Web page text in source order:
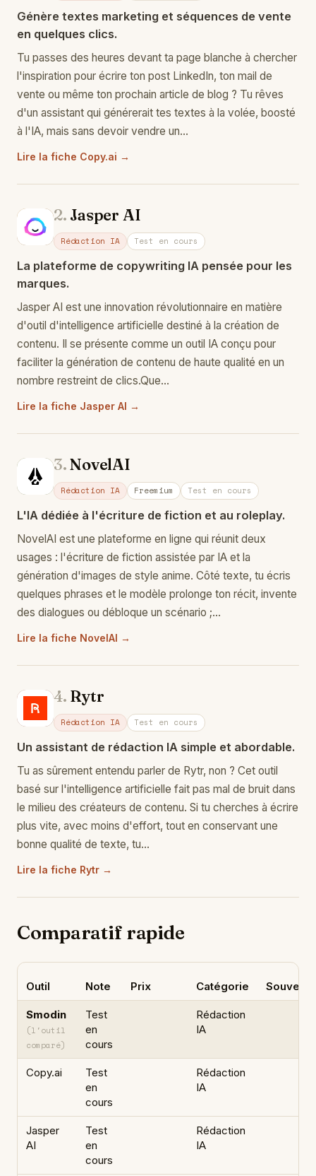
Génère textes marketing et séquences de vente
en quelques clics.
Tu passes des heures devant ta page blanche à chercher
l'inspiration pour écrire ton post LinkedIn, ton mail de
vente ou même ton prochain article de blog ? Tu rêves
d'un assistant qui générerait tes textes à la volée, boosté
à l'IA, mais sans devoir vendre un…
Lire la fiche Copy.ai →
Ja
2. Jasper AI
Rédaction IA Test en cours
La plateforme de copywriting IA pensée pour les
marques.
Jasper AI est une innovation révolutionnaire en matière
d'outil d'intelligence artificielle destiné à la création de
contenu. Il se présente comme un outil IA conçu pour
faciliter la génération de contenu de haute qualité en un
nombre restreint de clics.Que…
Lire la fiche Jasper AI →
No
3.NovelAI
Rédaction IA Freemium Test en cours
L'IA dédiée à l'écriture de fiction et au roleplay.
NovelAI est une plateforme en ligne qui réunit deux
usages : l'écriture de fiction assistée par IA et la
génération d'images de style anime. Côté texte, tu écris
quelques phrases et le modèle prolonge ton récit, invente
des dialogues ou débloque un scénario ;…
Lire la fiche NovelAI →
Ry
4. Rytr
Rédaction IA Test en cours
Un assistant de rédaction IA simple et abordable.
Tu as sûrement entendu parler de Rytr, non ? Cet outil
basé sur l'intelligence artificielle fait pas mal de bruit dans
le milieu des créateurs de contenu. Si tu cherches à écrire
plus vite, avec moins d'effort, tout en conservant une
bonne qualité de texte, tu…
Lire la fiche Rytr →
Comparatif rapide
Outil Note Prix Catégorie
Smodin
(l'outil
comparé)
Test
en
cours
Rédaction
IA
Copy.ai
Test
en
cours
Rédaction
IA
Jasper
AI
Test
en
cours
Rédaction
IA